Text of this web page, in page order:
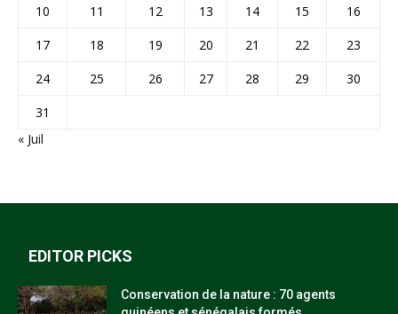
10
11 12 13 14 15
16
17
18 19 20 21 22
23
24
25 26 27 28 29
30
31
« Juil
EDITOR PICKS
Conservation de la nature : 70 agents